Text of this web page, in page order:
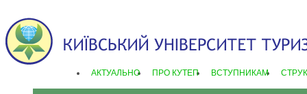
АКТУАЛЬНО ПРО КУТЕП ВСТУПНИКАМ